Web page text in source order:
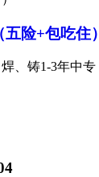
险+包吃住）
、铸1-3年中专